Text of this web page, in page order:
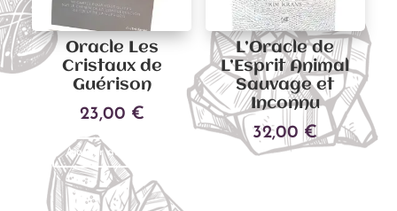
Oracle Les
Cristaux de
Guérison
23,00 €
Ajouter au panier
L’Oracle de
L’Esprit Animal
Sauvage et
Inconnu
32,00 €